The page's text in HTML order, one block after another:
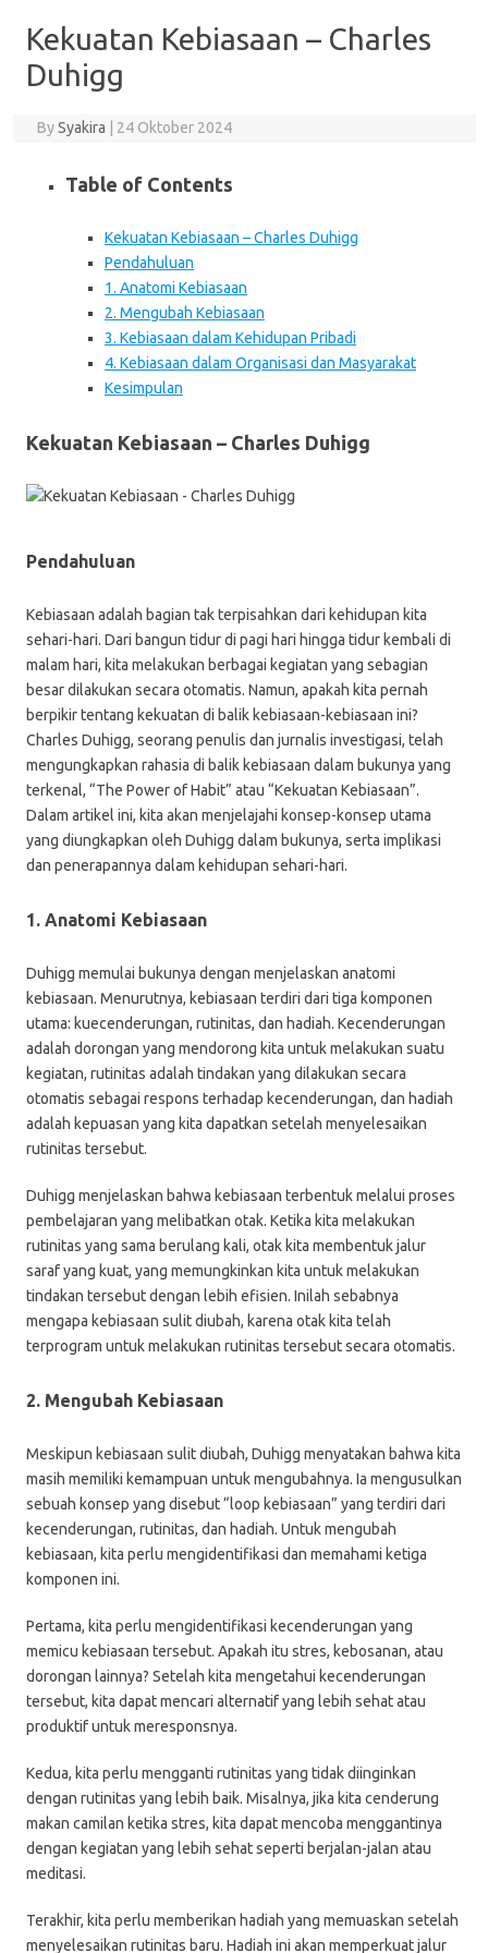
Kekuatan Kebiasaan – Charles
Duhigg
BySyakira 24 Oktober 2024
Table of Contents
Kekuatan Kebiasaan – Charles Duhigg
Pendahuluan
1. Anatomi Kebiasaan
2. Mengubah Kebiasaan
3. Kebiasaan dalam Kehidupan Pribadi
4. Kebiasaan dalam Organisasi dan Masyarakat
Kesimpulan
Kekuatan Kebiasaan – Charles Duhigg
Pendahuluan
Kebiasaan adalah bagian tak terpisahkan dari kehidupan kita
sehari-hari. Dari bangun tidur di pagi hari hingga tidur kembali di
malam hari, kita melakukan berbagai kegiatan yang sebagian
besar dilakukan secara otomatis. Namun, apakah kita pernah
berpikir tentang kekuatan di balik kebiasaan-kebiasaan ini?
Charles Duhigg, seorang penulis dan jurnalis investigasi, telah
mengungkapkan rahasia di balik kebiasaan dalam bukunya yang
terkenal, “The Power of Habit” atau “Kekuatan Kebiasaan”.
Dalam artikel ini, kita akan menjelajahi konsep-konsep utama
yang diungkapkan oleh Duhigg dalam bukunya, serta implikasi
dan penerapannya dalam kehidupan sehari-hari.
1. Anatomi Kebiasaan
Duhigg memulai bukunya dengan menjelaskan anatomi
kebiasaan. Menurutnya, kebiasaan terdiri dari tiga komponen
utama: kuecenderungan, rutinitas, dan hadiah. Kecenderungan
adalah dorongan yang mendorong kita untuk melakukan suatu
kegiatan, rutinitas adalah tindakan yang dilakukan secara
otomatis sebagai respons terhadap kecenderungan, dan hadiah
adalah kepuasan yang kita dapatkan setelah menyelesaikan
rutinitas tersebut.
Duhigg menjelaskan bahwa kebiasaan terbentuk melalui proses
pembelajaran yang melibatkan otak. Ketika kita melakukan
rutinitas yang sama berulang kali, otak kita membentuk jalur
saraf yang kuat, yang memungkinkan kita untuk melakukan
tindakan tersebut dengan lebih efisien. Inilah sebabnya
mengapa kebiasaan sulit diubah, karena otak kita telah
terprogram untuk melakukan rutinitas tersebut secara otomatis.
2. Mengubah Kebiasaan
Meskipun kebiasaan sulit diubah, Duhigg menyatakan bahwa kita
masih memiliki kemampuan untuk mengubahnya. Ia mengusulkan
sebuah konsep yang disebut “loop kebiasaan” yang terdiri dari
kecenderungan, rutinitas, dan hadiah. Untuk mengubah
kebiasaan, kita perlu mengidentifikasi dan memahami ketiga
komponen ini.
Pertama, kita perlu mengidentifikasi kecenderungan yang
memicu kebiasaan tersebut. Apakah itu stres, kebosanan, atau
dorongan lainnya? Setelah kita mengetahui kecenderungan
tersebut, kita dapat mencari alternatif yang lebih sehat atau
produktif untuk meresponsnya.
Kedua, kita perlu mengganti rutinitas yang tidak diinginkan
dengan rutinitas yang lebih baik. Misalnya, jika kita cenderung
makan camilan ketika stres, kita dapat mencoba menggantinya
dengan kegiatan yang lebih sehat seperti berjalan-jalan atau
meditasi.
Terakhir, kita perlu memberikan hadiah yang memuaskan setelah
menyelesaikan rutinitas baru. Hadiah ini akan memperkuat jalur